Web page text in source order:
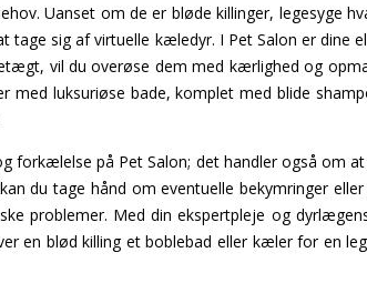
Uanset om de er bløde killinger, legesyge
tage sig af virtuelle kæledyr. I Pet Salon er dine
vil du overøse dem med kærlighed og
med luksuriøse bade, komplet med blide
forkælelse på Pet Salon; det handler også om
du tage hånd om eventuelle bekymringer
problemer. Med din ekspertpleje og
en blød killing et boblebad eller kæler for en